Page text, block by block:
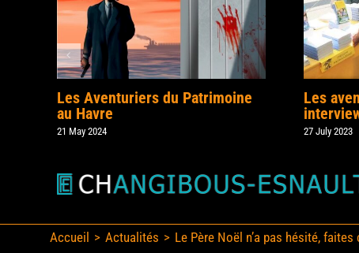
Les Aventuriers du Patrimoine
au Havre
21 May 2024
Les
27 July 2023
Accueil Actualités Le Père Noël n’a pas hésité,